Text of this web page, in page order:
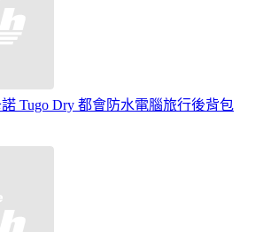
Tugo Dry 都會防水電腦旅行後背包